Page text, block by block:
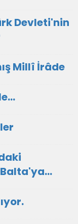
Devleti'nin
Millî İrâde